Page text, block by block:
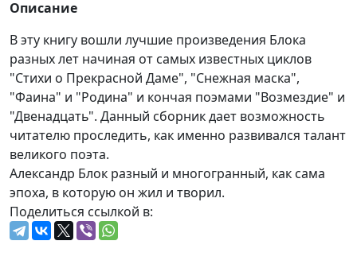
В эту книгу вошли лучшие произведения Блока
"Стихи о Прекрасной Даме", "Снежная маска",
"Фаина" и "Родина" и кончая поэмами "Возмездие" и
"Двенадцать". Данный сборник дает возможность
читателю проследить, как именно развивался талант
великого поэта.
Александр Блок разный и многогранный, как сама
эпоха, в которую он жил и творил.
Поделиться ссылкой в: